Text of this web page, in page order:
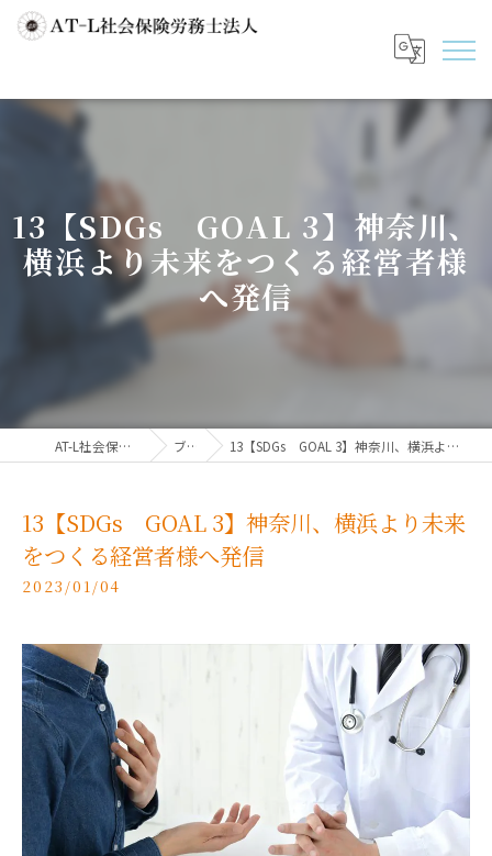
13【SDGs GOAL 3】神奈川、
横浜より未来をつくる経営者様
へ発信
AT-L社会保険労務士法人 ブログ 13【SDGs GOAL 3】神奈川、横浜より未来をつくる経営者様へ発信
13【SDGs GOAL 3】神奈川、横浜より未来
をつくる経営者様へ発信
2023/01/04